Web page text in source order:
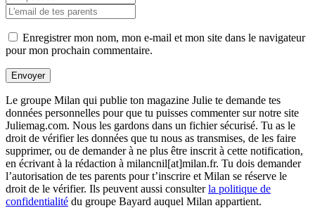
Enregistrer mon nom, mon e-mail et mon site dans le navigateur
pour mon prochain commentaire.
Envoyer
Le groupe Milan qui publie ton magazine Julie te demande tes
données personnelles pour que tu puisses commenter sur notre site
Juliemag.com. Nous les gardons dans un fichier sécurisé. Tu as le
droit de vérifier les données que tu nous as transmises, de les faire
supprimer, ou de demander à ne plus être inscrit à cette notification,
en écrivant à la rédaction à milancnil[at]milan.fr. Tu dois demander
l’autorisation de tes parents pour t’inscrire et Milan se réserve le
droit de le vérifier. Ils peuvent aussi consulterla politique de
confidentialité du groupe Bayard auquel Milan appartient.